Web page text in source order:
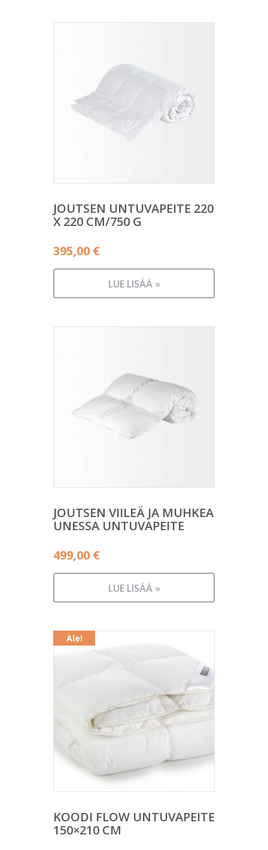
JOUTSEN UNTUVAPEITE 220
X 220 CM/750 G
395,00 €
LUE LISÄÄ »
JOUTSEN VIILEÄ JA MUHKEA
UNESSA UNTUVAPEITE
499,00 €
LUE LISÄÄ »
Ale!
KOODI FLOW UNTUVAPEITE
150×210 CM